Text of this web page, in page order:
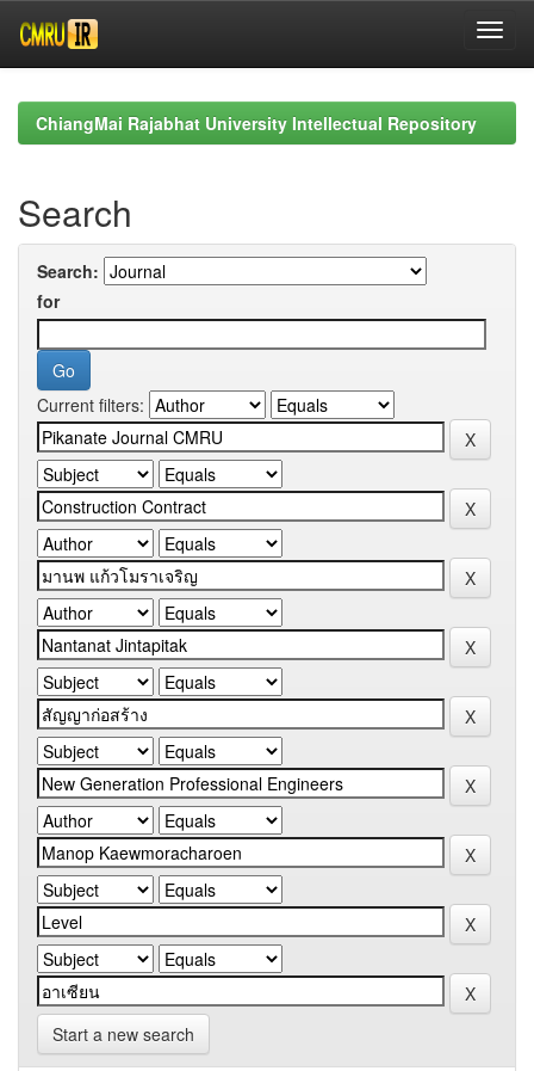
navigationChiangMai Rajabhat University Intellectual Repository
Search
Search:
for
Current filters:
Start a new search